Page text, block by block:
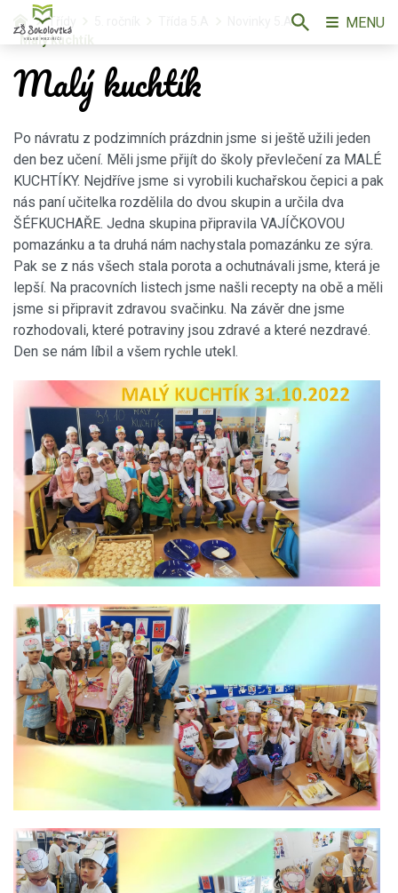
Třídy
Novinky 5.A
Malý kuchtík
Malý kuchtík
Po návratu z podzimních prázdnin jsme si ještě užili jeden
den bez učení. Měli jsme přijít do školy převlečení za MALÉ
KUCHTÍKY. Nejdříve jsme si vyrobili kuchařskou čepici a pak
nás paní učitelka rozdělila do dvou skupin a určila dva
ŠÉFKUCHAŘE. Jedna skupina připravila VAJÍČKOVOU
pomazánku a ta druhá nám nachystala pomazánku ze sýra.
Pak se z nás všech stala porota a ochutnávali jsme, která je
lepší. Na pracovních listech jsme našli recepty na obě a měli
jsme si připravit zdravou svačinku. Na závěr dne jsme
rozhodovali, které potraviny jsou zdravé a které nezdravé.
Den se nám líbil a všem rychle utekl.
MENU